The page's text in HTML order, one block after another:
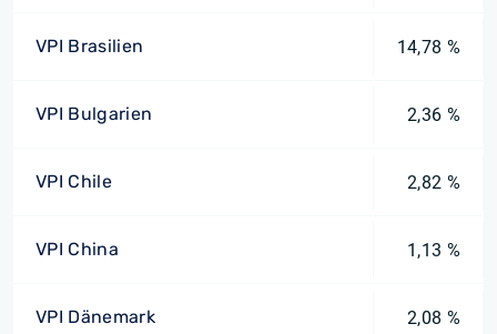
VPI Brasilien 14,78 %
VPI Bulgarien 2,36 %
VPI Chile 2,82 %
VPI China 1,13 %
VPI Dänemark 2,08 %